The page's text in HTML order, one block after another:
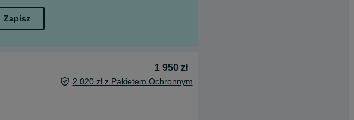
Zapisz
1 950 zł
2 020 zł z Pakietem Ochronnym